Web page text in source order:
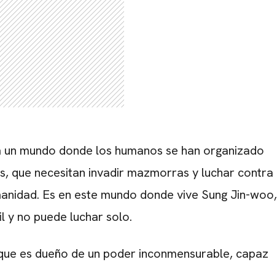
mundo donde los humanos se han organizado
que necesitan invadir mazmorras y luchar contra
Es en este mundo donde vive Sung Jin-woo,
y no puede luchar solo.
es dueño de un poder inconmensurable, capaz
CARREGANDO PUBLICIDADE